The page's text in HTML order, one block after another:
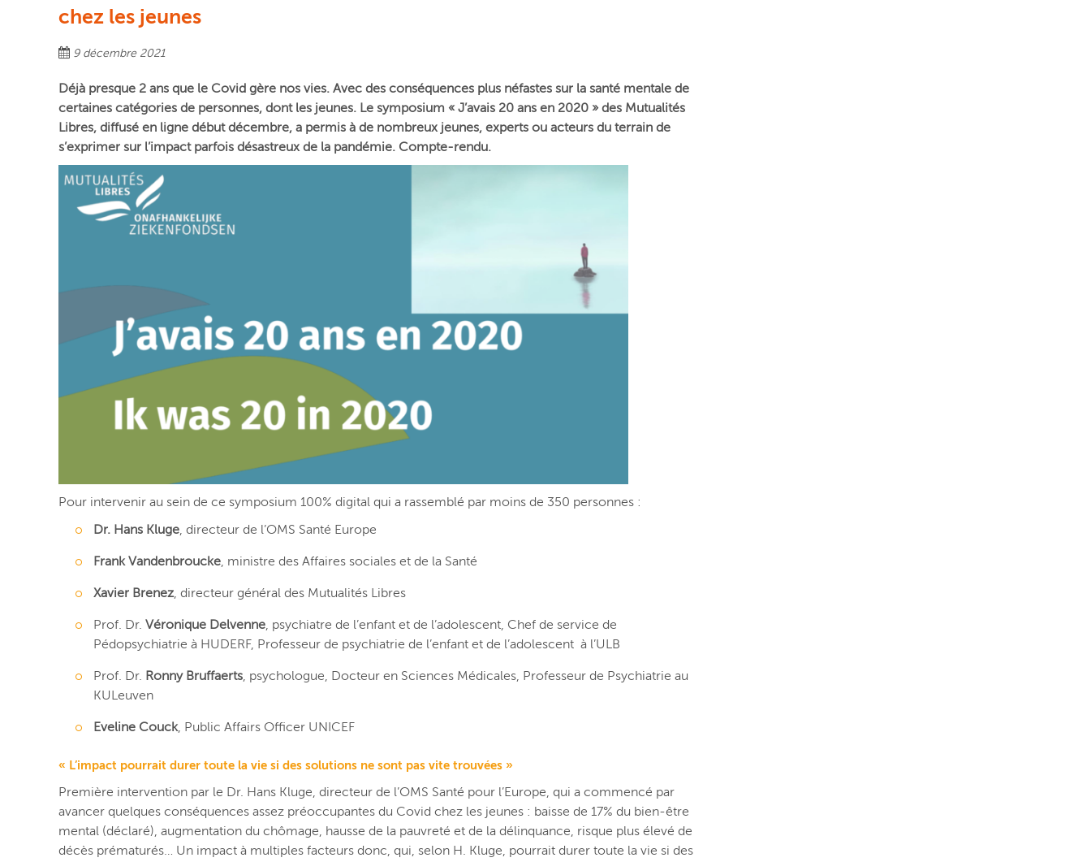
chez les jeunes
9 décembre 2021
Déjà presque 2 ans que le Covid gère nos vies. Avec des conséquences plus néfastes sur la santé mentale de
certaines catégories de personnes, dont les jeunes. Le symposium « J’avais 20 ans en 2020 » des Mutualités
Libres, diffusé en ligne début décembre, a permis à de nombreux jeunes, experts ou acteurs du terrain de
s’exprimer sur l’impact parfois désastreux de la pandémie. Compte-rendu.
Pour intervenir au sein de ce symposium 100% digital qui a rassemblé par moins de 350 personnes :
Dr. Hans Kluge, directeur de l’OMS Santé Europe
Frank Vandenbroucke, ministre des Affaires sociales et de la Santé
Xavier Brenez, directeur général des Mutualités Libres
Prof. Dr. Véronique Delvenne, psychiatre de l’enfant et de l’adolescent, Chef de service de
Pédopsychiatrie à HUDERF, Professeur de psychiatrie de l’enfant et de l’adolescent à l’ULB
Prof. Dr. Ronny Bruffaerts, psychologue, Docteur en Sciences Médicales, Professeur de Psychiatrie au
KULeuven
Eveline Couck, Public Affairs Officer UNICEF
« L’impact pourrait durer toute la vie si des solutions ne sont pas vite trouvées »
Première intervention par le Dr. Hans Kluge, directeur de l’OMS Santé pour l’Europe, qui a commencé par
avancer quelques conséquences assez préoccupantes du Covid chez les jeunes : baisse de 17% du bien-être
mental (déclaré), augmentation du chômage, hausse de la pauvreté et de la délinquance, risque plus élevé de
décès prématurés… Un impact à multiples facteurs donc, qui, selon H. Kluge, pourrait durer toute la vie si des